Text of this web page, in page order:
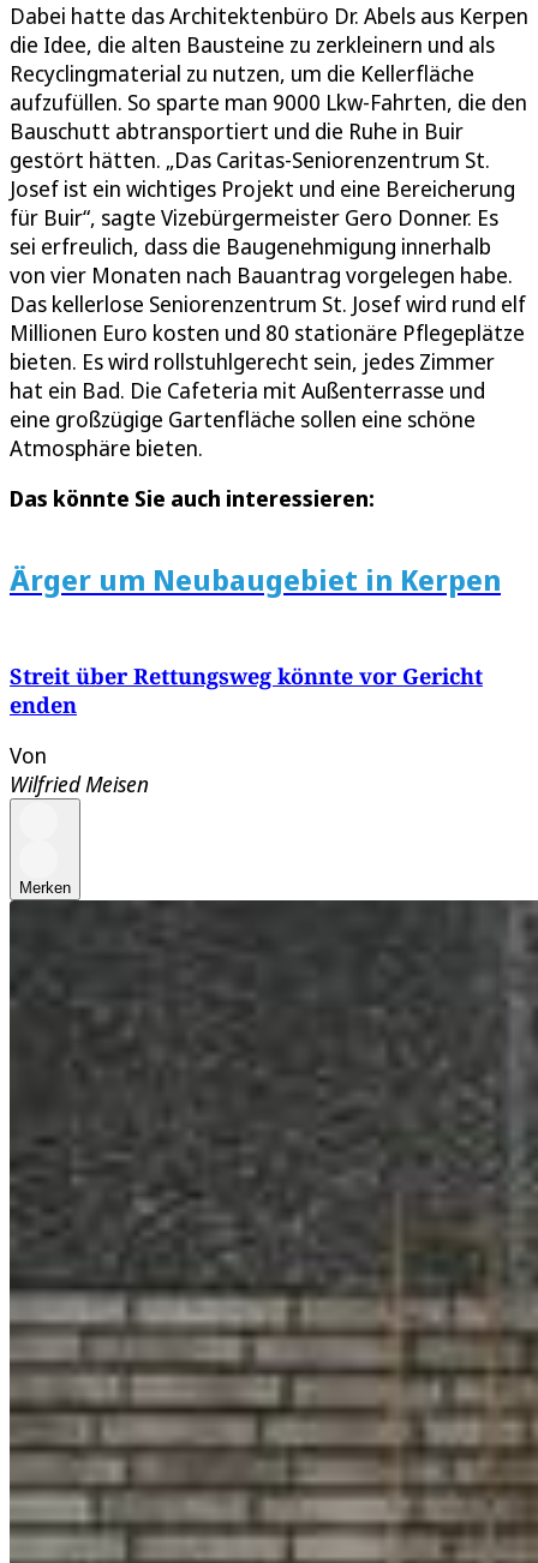
Dabei hatte das Architektenbüro Dr. Abels aus Kerpen
die Idee, die alten Bausteine zu zerkleinern und als
Recyclingmaterial zu nutzen, um die Kellerfläche
aufzufüllen. So sparte man 9000 Lkw-Fahrten, die den
Bauschutt abtransportiert und die Ruhe in Buir
gestört hätten. „Das Caritas-Seniorenzentrum St.
Josef ist ein wichtiges Projekt und eine Bereicherung
für Buir“, sagte Vizebürgermeister Gero Donner. Es
sei erfreulich, dass die Baugenehmigung innerhalb
von vier Monaten nach Bauantrag vorgelegen habe.
Das kellerlose Seniorenzentrum St. Josef wird rund elf
Millionen Euro kosten und 80 stationäre Pflegeplätze
bieten. Es wird rollstuhlgerecht sein, jedes Zimmer
hat ein Bad. Die Cafeteria mit Außenterrasse und
eine großzügige Gartenfläche sollen eine schöne
Atmosphäre bieten.
Das könnte Sie auch interessieren:
Ärger um Neubaugebiet in Kerpen
Streit über Rettungsweg könnte vor Gericht
enden
Von
Wilfried Meisen
Merken